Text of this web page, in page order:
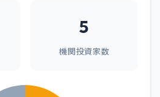
5
機関投資家数